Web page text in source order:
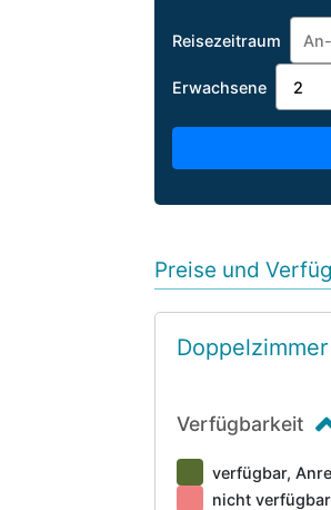
Reisezeitraum
Erwachsene
Preise und
Verfügbarkeit
verfügbar,
nicht verfügbar